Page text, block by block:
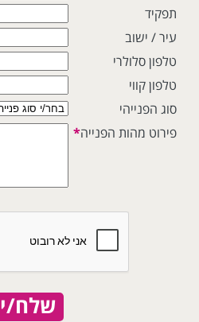
תפקיד
עיר / ישוב
טלפון סלולרי
טלפון קווי
סוג הפנייהי
פירוט מהות הפנייה*
שלח/י